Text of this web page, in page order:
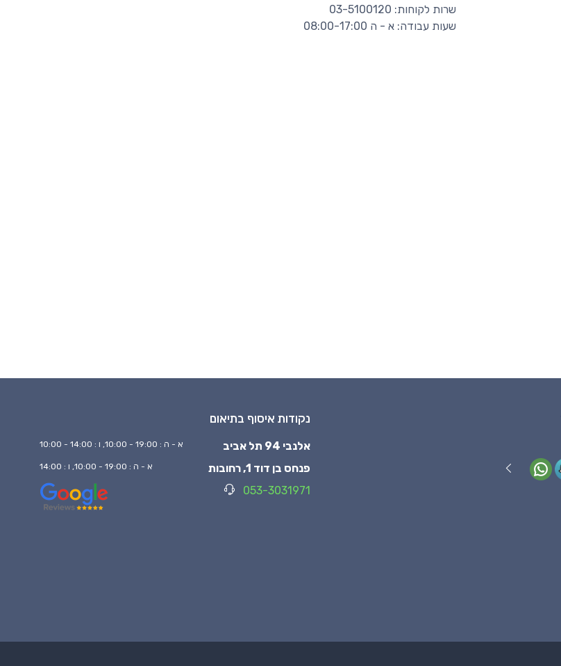
שרות לקוחות:
שעות עבודה: א - ה 08:00-17:00
נקודות איסוף בתיאום
אלנבי 94 תל אביב א - ה : 19:00 - 10:00, ו : 14:00 - 10:00
פנחס בן דוד 1, רחובות א - ה : 19:00 - 10:00, ו : 14:00
053-3031971